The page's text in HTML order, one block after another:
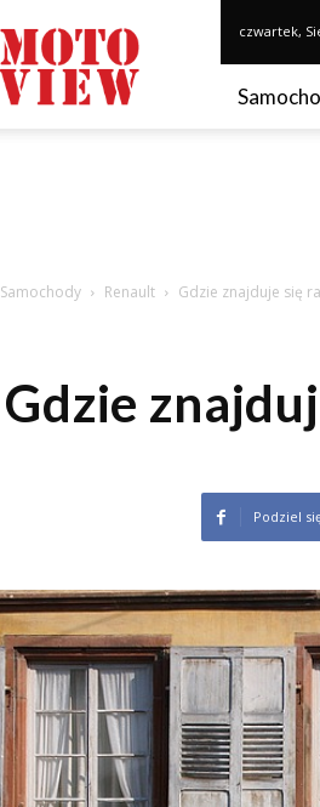
czwartek,
Samochody Renault Gdzie znajduje się
Gdzie
Podziel